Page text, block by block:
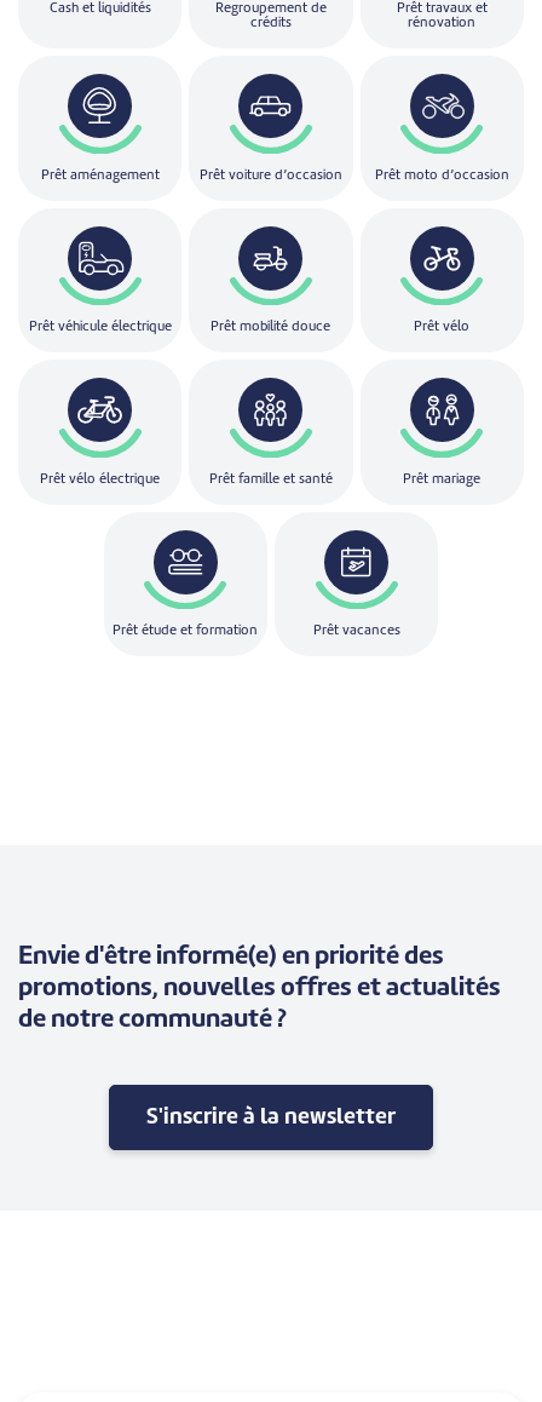
Cash et liquidités
Regroupement de
crédits
Prêt travaux et
rénovation
Prêt aménagement Prêt voiture d’occasion Prêt moto d’occasion
Prêt véhicule électrique Prêt mobilité douce Prêt vélo
Prêt vélo électrique Prêt famille et santé Prêt mariage
Prêt étude et formation Prêt vacances
Envie d'être informé(e) en priorité des
promotions, nouvelles offres et actualités
de notre communauté ?
S'inscrire à la newsletter